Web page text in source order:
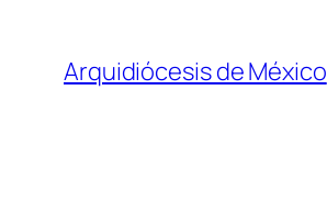
contenido
Arquidiócesis de México